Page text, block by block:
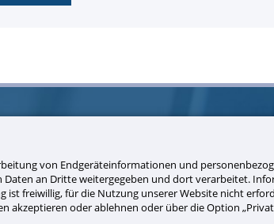
Navigation
Navigation
Home
von Endgeräteinformationen und
an Dritte weitergegeben und dort verarbeitet.
ist freiwillig, für die Nutzung unserer Website nicht
oder ablehnen oder über die Option